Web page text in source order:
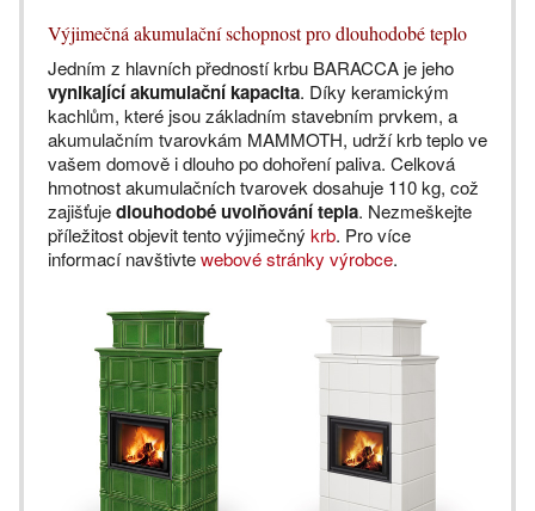
Výjimečná akumulační schopnost pro dlouhodobé teplo
Jedním z hlavních předností krbu BARACCA je jeho
vynikající akumulační kapacita. Díky keramickým
kachlům, které jsou základním stavebním prvkem, a
akumulačním tvarovkám MAMMOTH, udrží krb teplo ve
vašem domově i dlouho po dohoření paliva. Celková
hmotnost akumulačních tvarovek dosahuje 110 kg, což
zajišťujedlouhodobé uvolňování tepla. Nezmeškejte
příležitost objevit tento výjimečný krb. Pro více
informací navštivtewebové stránky výrobce.